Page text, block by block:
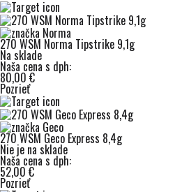
270 WSM Norma Tipstrike 9,1g
Na sklade
Naša cena s dph:
80,00 €
Pozrieť
270 WSM Geco Express 8,4g
Nie je na sklade
Naša cena s dph:
52,00 €
Pozrieť